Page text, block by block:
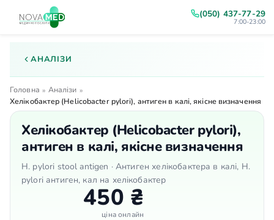
(050) 437-77-29
7:00-23:00
АНАЛІЗИ
Головна » Аналізи »
Хелікобактер (Helicobacter pylorі), антиген в калі, якісне визначення
Хелікобактер (Helicobacter pylorі),
антиген в калі, якісне визначення
H. pylori stool antigen · Антиген хелікобактера в калі, H.
pylori антиген, кал на хелікобактер
450 ₴
ціна онлайн